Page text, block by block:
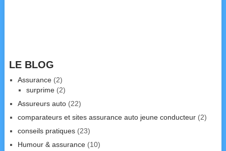
LE BLOG
Assurance(2)
surprime(2)
Assureurs auto(22)
comparateurs et sites assurance auto jeune conducteur(2)
conseils pratiques(23)
Humour & assurance(10)